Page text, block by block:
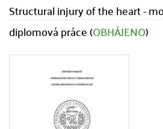
Structural injury of the heart -
diplomová práce (OBHÁJENO)